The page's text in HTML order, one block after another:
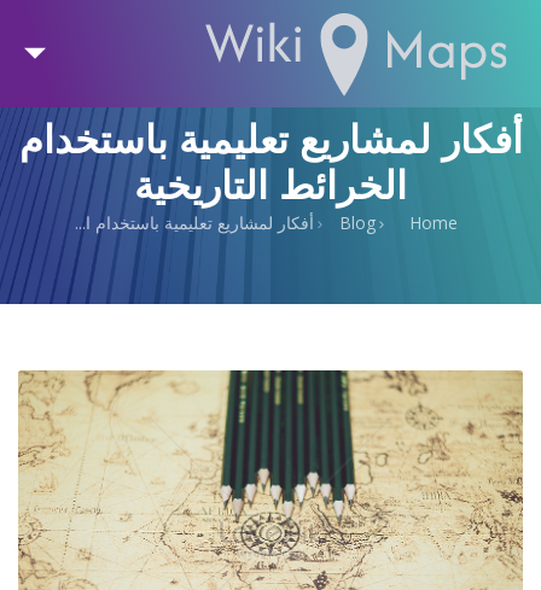
أفكار لمشاريع تعليمية باستخدام
الخرائط التاريخية
Home
Blog أفكار لمشاريع تعليمية باستخدام ا...